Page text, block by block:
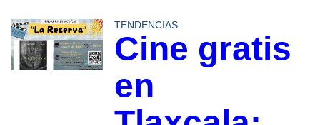
TENDENCIAS
Cine gratis
en